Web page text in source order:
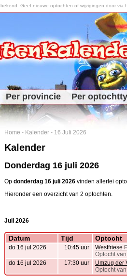
bekend. Geef nieuwe optochten of wijzigingen door via
Per provincie Per
Home - Kalender - 16 Juli 2026
Kalender
Donderdag 16 juli 2026
Op donderdag 16 juli 2026 vinden allerlei
Hieronder een overzicht van 2 optochten.
Juli 2026
Datum Tijd Optocht
do 16 jul 2026 10:45 uur
Westfriese
Optocht
do 16 jul 2026 17:30 uur
Umzug der
Optocht